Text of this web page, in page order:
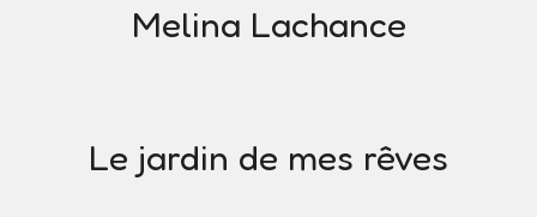
Melina Lachance
Le jardin de mes rêves